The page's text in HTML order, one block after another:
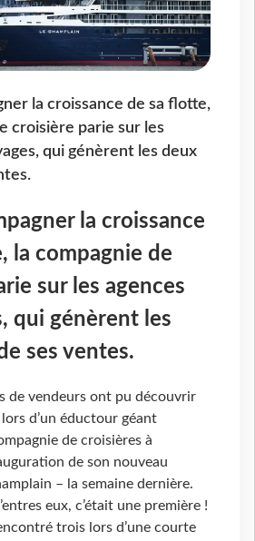
la croissance de sa flotte,
croisière parie sur les
qui génèrent les deux
la croissance
la compagnie de
sur les agences
qui génèrent les
ses ventes.
de vendeurs ont pu découvrir
lors d’un éductour géant
de croisières à
de son nouveau
– la semaine dernière.
eux, c’était une première !
trois lors d’une courte